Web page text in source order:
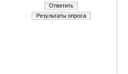
Ответить
Результаты опроса